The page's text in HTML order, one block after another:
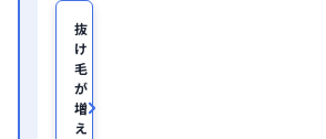
抜
け
毛
が
増
え